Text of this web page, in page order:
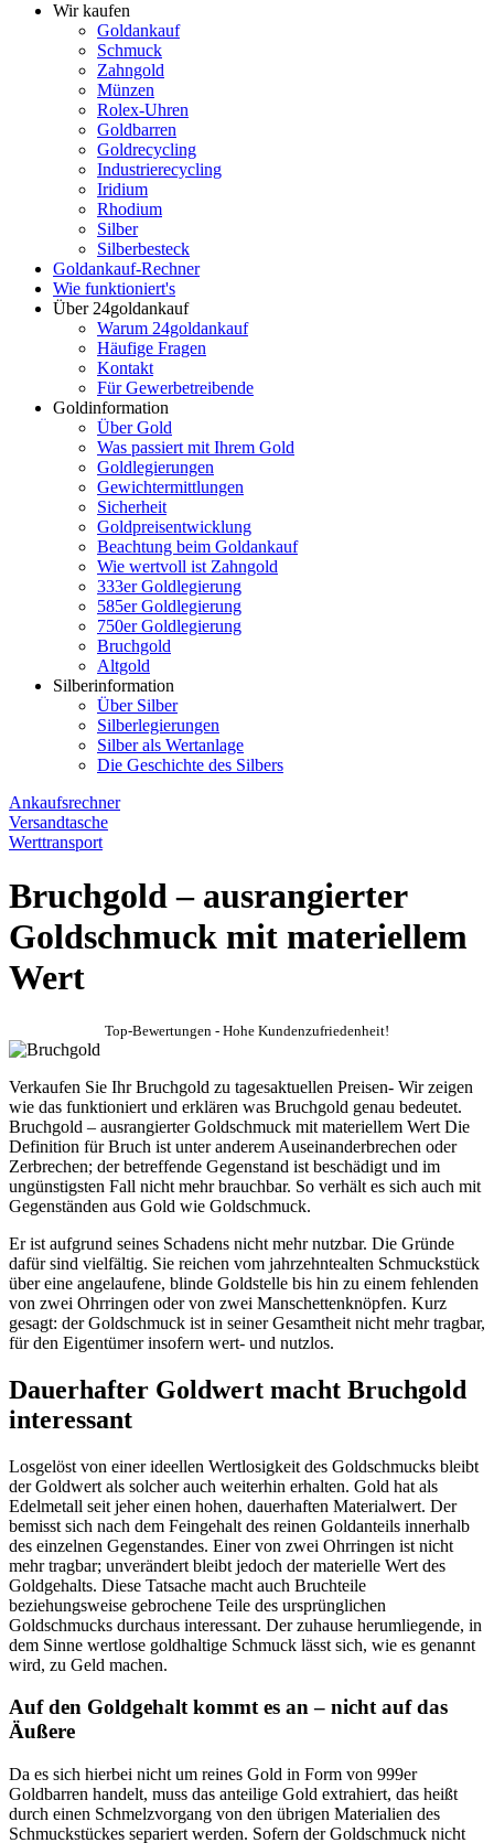
Wir kaufen
Goldankauf
Schmuck
Zahngold
Münzen
Rolex-Uhren
Goldbarren
Goldrecycling
Industrierecycling
Iridium
Rhodium
Silber
Silberbesteck
Goldankauf-Rechner
Wie funktioniert's
Über 24goldankauf
Warum 24goldankauf
Häufige Fragen
Kontakt
Für Gewerbetreibende
Goldinformation
Über Gold
Was passiert mit Ihrem Gold
Goldlegierungen
Gewichtermittlungen
Sicherheit
Goldpreisentwicklung
Beachtung beim Goldankauf
Wie wertvoll ist Zahngold
333er Goldlegierung
585er Goldlegierung
750er Goldlegierung
Bruchgold
Altgold
Silberinformation
Über Silber
Silberlegierungen
Silber als Wertanlage
Die Geschichte des Silbers
Ankaufsrechner
Versandtasche
Werttransport
Bruchgold – ausrangierter
Goldschmuck mit materiellem
Wert
Top-Bewertungen - Hohe Kundenzufriedenheit!
Verkaufen Sie Ihr Bruchgold zu tagesaktuellen Preisen- Wir zeigen
wie das funktioniert und erklären was Bruchgold genau bedeutet.
Bruchgold – ausrangierter Goldschmuck mit materiellem Wert Die
Definition für Bruch ist unter anderem Auseinanderbrechen oder
Zerbrechen; der betreffende Gegenstand ist beschädigt und im
ungünstigsten Fall nicht mehr brauchbar. So verhält es sich auch mit
Gegenständen aus Gold wie Goldschmuck.
Er ist aufgrund seines Schadens nicht mehr nutzbar. Die Gründe
dafür sind vielfältig. Sie reichen vom jahrzehntealten Schmuckstück
über eine angelaufene, blinde Goldstelle bis hin zu einem fehlenden
von zwei Ohrringen oder von zwei Manschettenknöpfen. Kurz
gesagt: der Goldschmuck ist in seiner Gesamtheit nicht mehr tragbar,
für den Eigentümer insofern wert- und nutzlos.
Dauerhafter Goldwert macht Bruchgold
interessant
Losgelöst von einer ideellen Wertlosigkeit des Goldschmucks bleibt
der Goldwert als solcher auch weiterhin erhalten. Gold hat als
Edelmetall seit jeher einen hohen, dauerhaften Materialwert. Der
bemisst sich nach dem Feingehalt des reinen Goldanteils innerhalb
des einzelnen Gegenstandes. Einer von zwei Ohrringen ist nicht
mehr tragbar; unverändert bleibt jedoch der materielle Wert des
Goldgehalts. Diese Tatsache macht auch Bruchteile
beziehungsweise gebrochene Teile des ursprünglichen
Goldschmucks durchaus interessant. Der zuhause herumliegende, in
dem Sinne wertlose goldhaltige Schmuck lässt sich, wie es genannt
wird, zu Geld machen.
Auf den Goldgehalt kommt es an – nicht auf das
Äußere
Da es sich hierbei nicht um reines Gold in Form von 999er
Goldbarren handelt, muss das anteilige Gold extrahiert, das heißt
durch einen Schmelzvorgang von den übrigen Materialien des
Schmuckstückes separiert werden. Sofern der Goldschmuck nicht